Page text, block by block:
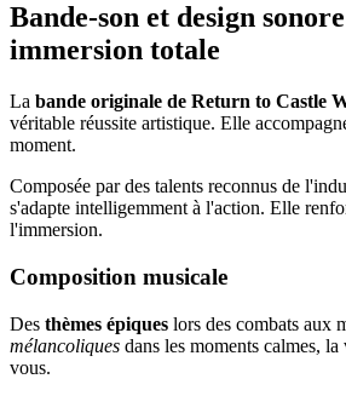
Bande-son et design
immersion totale
La bande originale de Return to Castle
véritable réussite artistique. Elle
moment.
Composée par des talents reconnus de
s'adapte intelligemment à l'action. Elle
l'immersion.
Composition musicale
Des thèmes épiques lors des combats aux
mélancoliques dans les moments calmes,
vous.